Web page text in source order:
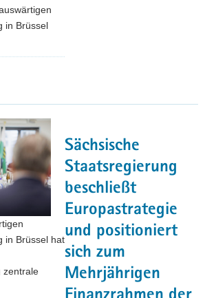
in Brüssel
Sächsischen
Sächsische
Staatsregierung
beschließt
Europastrategie
und positioniert
sich zum
Mehrjährigen
in Brüssel hat
zentrale